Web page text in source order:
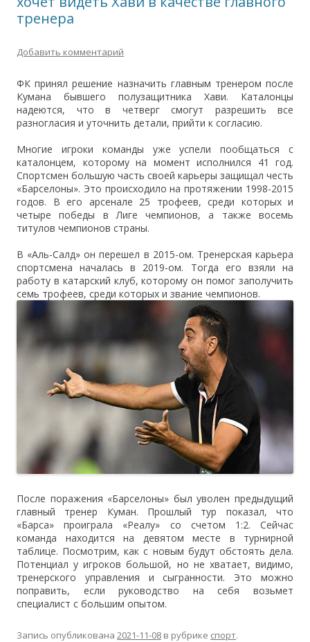
тренера
Добавить комментарий
ФК принял решение назначить главным тренером после
Кумана бывшего полузащитника Хави. Каталонцы
надеются, что в четверг смогут разрешить все
разногласия и уточнить детали, прийти к согласию.
Многие игроки команды уже успели пообщаться с
каталонцем, которому на момент исполнился 41 год.
Спортсмен большую часть своей карьеры защищал честь
«Барселоны». Это происходило на протяжении 1998-2015
годов. В его арсенале 25 трофеев, среди которых и
четыре победы в Лиге чемпионов, а также восемь
титулов чемпионов страны.
В «Аль-Салд» он перешел в 2015-ом. Тренерская карьера
спортсмена началась в 2019-ом. Тогда его взяли на
работу в катарский клуб, которому он помог заполучить
семь трофеев, среди которых и звание чемпионов.
После поражения «Барселоны» был уволен предыдущий
главный тренер Куман. Прошлый тур показал, что
«Барса» проиграла «Реалу» со счетом 1:2. Сейчас
команда находится на девятом месте в турнирной
таблице. Посмотрим, как с новым будут обстоять дела.
Потенциал у игроков большой, но не хватает, видимо,
тренерского управления и сыгранности. Это можно
поправить, если руководство на себя возьмет
специалист с большим опытом.
Запись опубликована 2021-11-08 в рубрике спорт.